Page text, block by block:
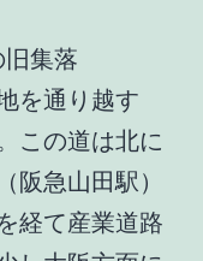
集落
を通り越す
この道は北に
阪急山田駅）
経て産業道路